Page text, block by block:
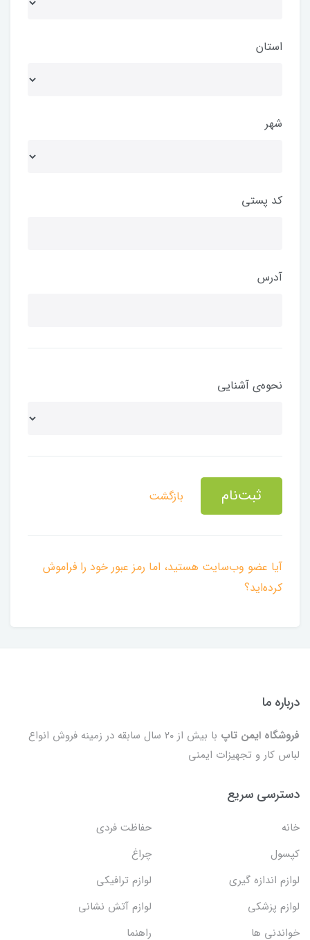
استان
شهر
کد پستی
آدرس
نحوه‌ی آشنایی
ثبت‌نام بازگشت
آیا عضو وب‌سایت هستید، اما رمز عبور خود را فراموش
کرده‌اید؟
درباره ما
فروشگاه ایمن تاپ
با بیش از ۲۰ سال سابقه در زمینه فروش انواع
لباس کار و تجهیزات ایمنی
دسترسی سریع
خانه
حفاظت فردی
کپسول
چراغ
لوازم اندازه گیری
لوازم ترافیکی
لوازم پزشکی
لوازم آتش نشانی
خواندنی ها
راهنما